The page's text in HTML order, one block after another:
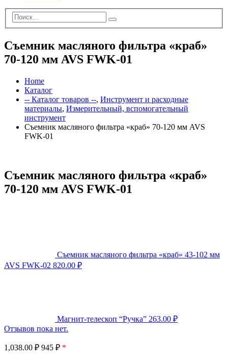
Съемник масляного фильтра «краб»
70-120 мм AVS FWK-01
Home
Каталог
-- Каталог товаров --, Инструмент и расходные
материалы, Измерительный, вспомогательный
инструмент
Съемник масляного фильтра «краб» 70-120 мм AVS
FWK-01
Съемник масляного фильтра «краб»
70-120 мм AVS FWK-01
Съемник масляного фильтра «краб» 43-102 мм
AVS FWK-02 820.00 ₽
Магнит-телескоп “Ручка” 263.00 ₽
Отзывов пока нет.
1,038.00 ₽ 945 ₽ *